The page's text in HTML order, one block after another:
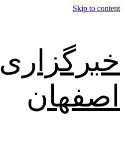
Skip to content
خبرگزاری
اصفهان